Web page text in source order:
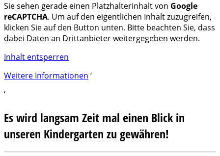
Sie sehen gerade einen Platzhalterinhalt von Google
reCAPTCHA. Um auf den eigentlichen Inhalt zuzugreifen,
klicken Sie auf den Button unten. Bitte beachten Sie, dass
dabei Daten an Drittanbieter weitergegeben werden.
Inhalt entsperren
Weitere Informationen ‘
‘
Es wird langsam Zeit mal einen Blick in
unseren Kindergarten zu gewähren!